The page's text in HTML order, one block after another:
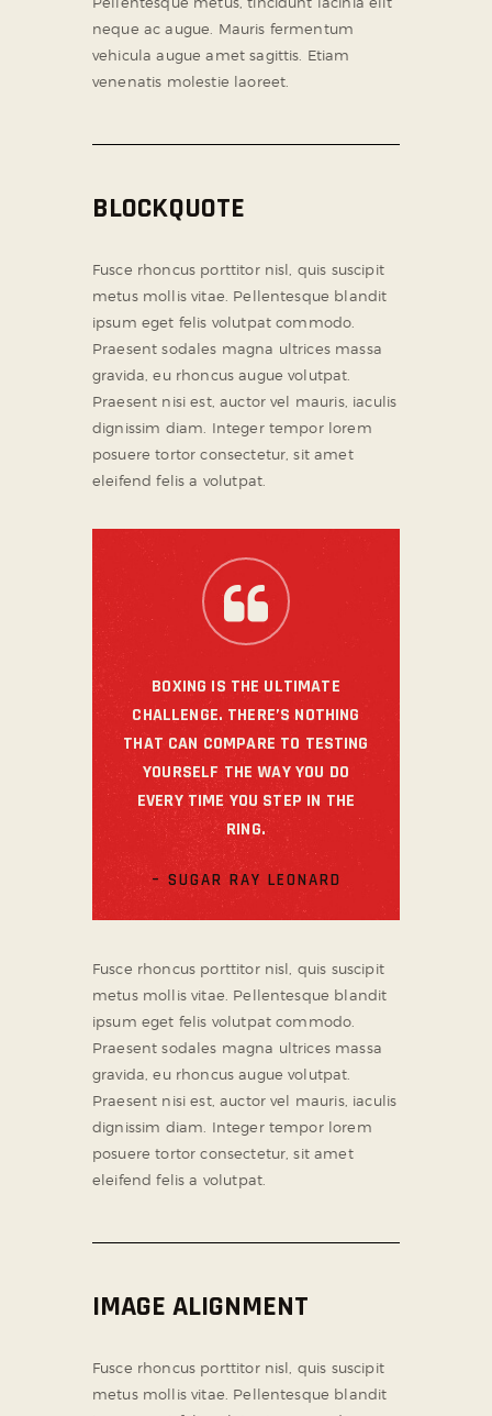
neque ac augue. Mauris fermentum
vehicula augue amet sagittis. Etiam
venenatis molestie laoreet.
BLOCKQUOTE
Fusce rhoncus porttitor nisl, quis suscipit
metus mollis vitae. Pellentesque blandit
ipsum eget felis volutpat commodo.
Praesent sodales magna ultrices massa
gravida, eu rhoncus augue volutpat.
Praesent nisi est, auctor vel mauris, iaculis
dignissim diam. Integer tempor lorem
posuere tortor consectetur, sit amet
eleifend felis a volutpat.
BOXING IS THE ULTIMATE
CHALLENGE. THERE’S NOTHING
THAT CAN COMPARE TO TESTING
YOURSELF THE WAY YOU DO
EVERY TIME YOU STEP IN THE
RING.
– SUGAR RAY LEONARD
Fusce rhoncus porttitor nisl, quis suscipit
metus mollis vitae. Pellentesque blandit
ipsum eget felis volutpat commodo.
Praesent sodales magna ultrices massa
gravida, eu rhoncus augue volutpat.
Praesent nisi est, auctor vel mauris, iaculis
dignissim diam. Integer tempor lorem
posuere tortor consectetur, sit amet
eleifend felis a volutpat.
IMAGE ALIGNMENT
Fusce rhoncus porttitor nisl, quis suscipit
metus mollis vitae. Pellentesque blandit